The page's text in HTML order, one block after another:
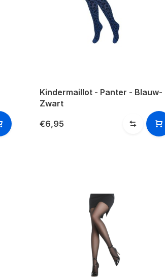
Kindermaillot - Panter - Blauw-
Zwart
€6,95